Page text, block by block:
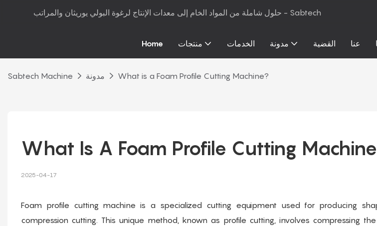
حلول شاملة من المواد الخام إلى معدات الإنتاج لرغوة البولي يوريثان والمراتب - Sabtech
Home منتجات الخدمات مدونة القضية عنا
Sabtech Machine مدونة What is a Foam Profile Cutting Machine?
What Is A Foam Profile Cutting
2025-04-17
Foam profile cutting machine is a specialized cutting equipment used for producing
compression cutting. This unique method, known as profile cutting, involves compressing